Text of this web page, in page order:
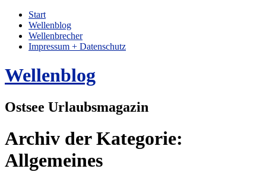
Start
Wellenblog
Wellenbrecher
Impressum + Datenschutz
Wellenblog
Ostsee Urlaubsmagazin
Archiv der Kategorie:
Allgemeines